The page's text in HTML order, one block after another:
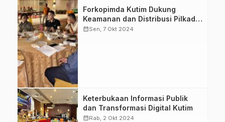
Pemkab Kutai
Timur menggelar
rapat Forkopimda
untuk memastikan
keamanan dan
distribusi logistik
Pilkada 2024.
(Foto: Prokopim)
Forkopimda Kutim Dukung
Keamanan dan Distribusi Pilkada
2024
calendar_monthSen, 7 Okt 2024
KutaiTimur,
TransformasiDigital,
KeterbukaanInformasi,
Keterbukaan Informasi Publik
dan Transformasi Digital Kutim
calendar_monthRab, 2 Okt 2024